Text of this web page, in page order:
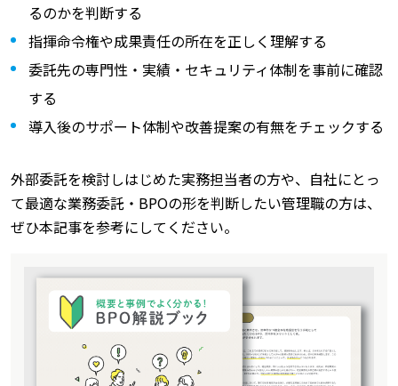
るのかを判断する
指揮命令権や成果責任の所在を正しく理解する
委託先の専門性・実績・セキュリティ体制を事前に確認
する
導入後のサポート体制や改善提案の有無をチェックする
外部委託を検討しはじめた実務担当者の方や、自社にとっ
て最適な業務委託・BPOの形を判断したい管理職の方は、
ぜひ本記事を参考にしてください。